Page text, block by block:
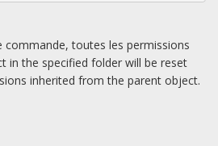
commande, toutes les permissions
in the specified folder will be reset
inherited from the parent object.